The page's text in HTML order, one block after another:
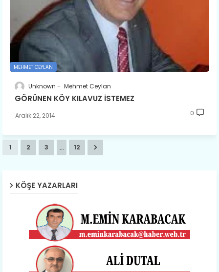
MEHMET CEYLAN
Unknown Mehmet Ceylan
GÖRÜNEN KÖY KILAVUZ İSTEMEZ
Aralık 22, 2014 0
1 2 3 ... 12
KÖŞE YAZARLARI